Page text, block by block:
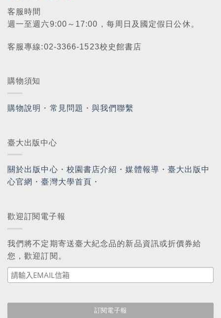
客服時間
週一至週六9:00～17:00，每周日及國定假日公休。
客服專線:02-3366-1523校史館書店
購物須知
購物說明 ・ 常見問題 ・與我們聯繫
臺大出版中心
關於出版中心 ・ 校園書店介紹 ・媒體報導 ・ 臺大出版中
心官網 ・臺灣大學首頁 ・
歡迎訂閱電子報
我們將不定期寄送臺大紀念品的新品資訊或折價券給
您，歡迎訂閱。